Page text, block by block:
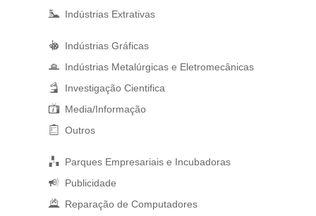
Indústrias Extrativas
Indústrias Gráficas
Indústrias Metalúrgicas e Eletromecânicas
Investigação Cientifica
Media/Informação
Outros
Parques Empresariais e Incubadoras
Publicidade
Reparação de Computadores